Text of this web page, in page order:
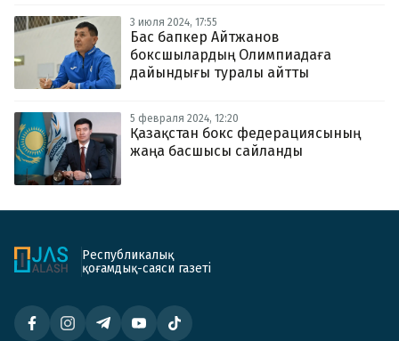
3 июля 2024, 17:55
Бас бапкер Айтжанов
боксшылардың Олимпиадаға
дайындығы туралы айтты
5 февраля 2024, 12:20
Қазақстан бокс федерациясының
жаңа басшысы сайланды
Республикалық
қоғамдық-саяси газеті